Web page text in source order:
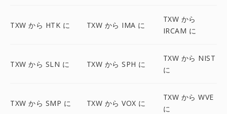
TXW から HTK に TXW から IMA に
TXW から
IRCAM に
TXW から SLN に TXW から SPH に
TXW から NIST
に
TXW から SMP に TXW から VOX に
TXW から WVE
に